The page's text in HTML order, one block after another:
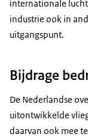
internationale
industrie ook in
uitgangspunt.
Bijdrage
De Nederlandse
uitontwikkelde
daarvan ook mee